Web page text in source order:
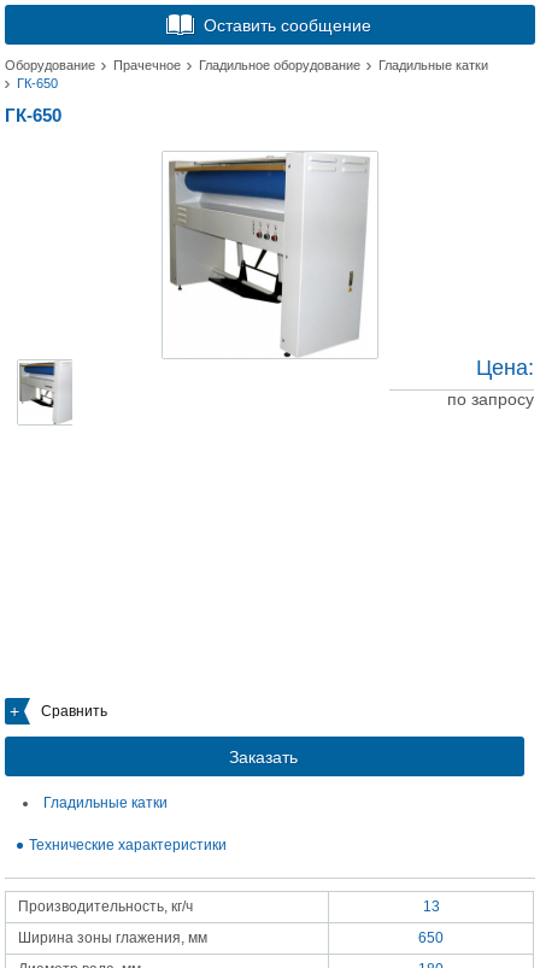
Оставить сообщение
Оборудование Прачечное Гладильное оборудование
Гладильные катки
ГК-650
ГК-650
Сравнить
Заказать
Цена:
по запросу
Гладильные катки
Технические характеристики
Производительность, кг/ч
13
Ширина зоны глажения, мм
650